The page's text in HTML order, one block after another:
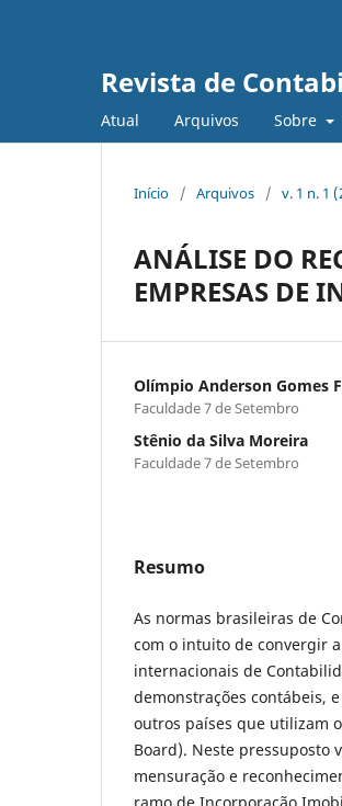
Revista de
Atual Arquivos Sobre
Início / Arquivos / v. 1 n. 1
ANÁLISE DO
EMPRESAS DE
Olímpio Anderson Gomes
Faculdade 7 de Setembro
Stênio da Silva Moreira
Faculdade 7 de Setembro
Resumo
As normas brasileiras de
com o intuito de convergir
internacionais de
demonstrações contábeis,
outros países que utilizam
Board). Neste pressuposto
mensuração e